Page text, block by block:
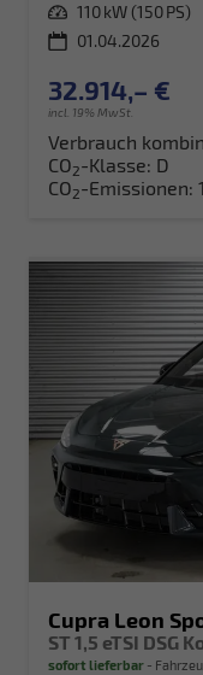
Leistung 110 kW (150 PS)
01.04.2026
32.914,– €
incl. 19% MwSt.
Verbrauch
CO2-Klasse: D
CO2-Emissionen:
Cupra Leon
ST 1,5 eTSI DSG
sofort lieferbar